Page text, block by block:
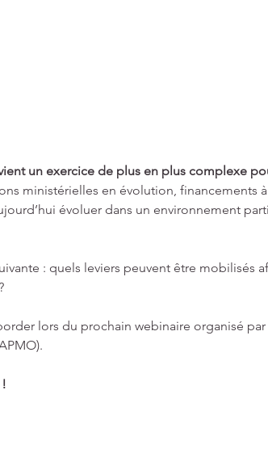
un exercice de plus en plus complexe
ministérielles en évolution, financements
évoluer dans un environnement
: quels leviers peuvent être mobilisés
lors du prochain webinaire organisé